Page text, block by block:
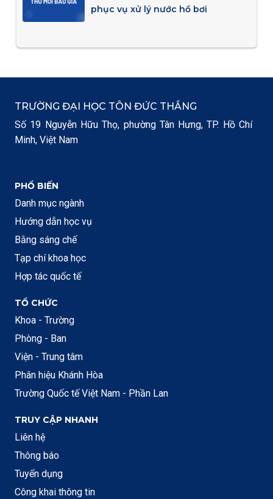
phục vụ xử lý nước hồ bơi
TRƯỜNG ĐẠI HỌC TÔN ĐỨC THẮNG
Số 19 Nguyễn Hữu Thọ, phường Tân Hưng, TP. Hồ Chí
Minh, Việt Nam
PHỔ BIẾN
Danh mục ngành
Hướng dẫn học vụ
Bằng sáng chế
Tạp chí khoa học
Hợp tác quốc tế
TỔ CHỨC
Khoa - Trường
Phòng - Ban
Viện - Trung tâm
Phân hiệu Khánh Hòa
Trường Quốc tế Việt Nam - Phần Lan
TRUY CẬP NHANH
Liên hệ
Thông báo
Tuyển dụng
Công khai thông tin